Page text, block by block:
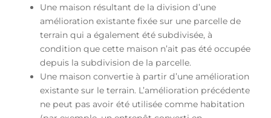
Une maison résultant de la division d’une
amélioration existante fixée sur une parcelle de
terrain qui a également été subdivisée, à
condition que cette maison n’ait pas été occupée
depuis la subdivision de la parcelle.
Une maison convertie à partir d’une amélioration
existante sur le terrain. L’amélioration précédente
ne peut pas avoir été utilisée comme habitation